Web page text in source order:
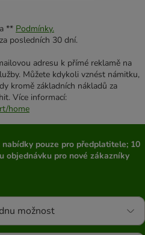
** Podmínky.
posledních 30 dní.
adresu k přímé reklamě na
Můžete kdykoli vznést námitku,
kromě základních nákladů za
Více informací:
home
pouze pro předplatitele; 10
objednávku pro nové zákazníky
možnost